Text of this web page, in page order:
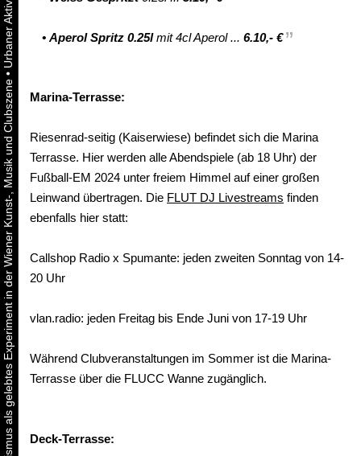
Urbaner Aktivismus als gelebtes Experiment in der Wiener Kunst-, Musik und Clubszene
•
• Aperol Spritz 0.25lmit 4cl Aperol ... 6.10,- €
Marina-Terrasse:
Riesenrad-seitig (Kaiserwiese) befindet sich die Marina
Terrasse. Hier werden alle Abendspiele (ab 18 Uhr) der
Fußball-EM 2024 unter freiem Himmel auf einer großen
Leinwand übertragen. Die FLUT DJ Livestreams finden
ebenfalls hier statt:
Callshop Radio x Spumante: jeden zweiten Sonntag von 14-
20 Uhr
vlan.radio: jeden Freitag bis Ende Juni von 17-19 Uhr
Während Clubveranstaltungen im Sommer ist die Marina-
Terrasse über die FLUCC Wanne zugänglich.
Deck-Terrasse: